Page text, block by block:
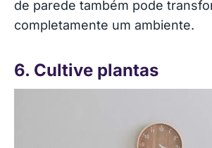
de parede também pode
completamente um ambiente.
6. Cultive plantas